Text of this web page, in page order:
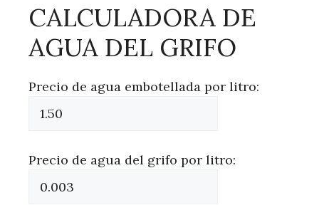
CALCULADORA DE
AGUA DEL GRIFO
Precio de agua embotellada por litro:
Precio de agua del grifo por litro: